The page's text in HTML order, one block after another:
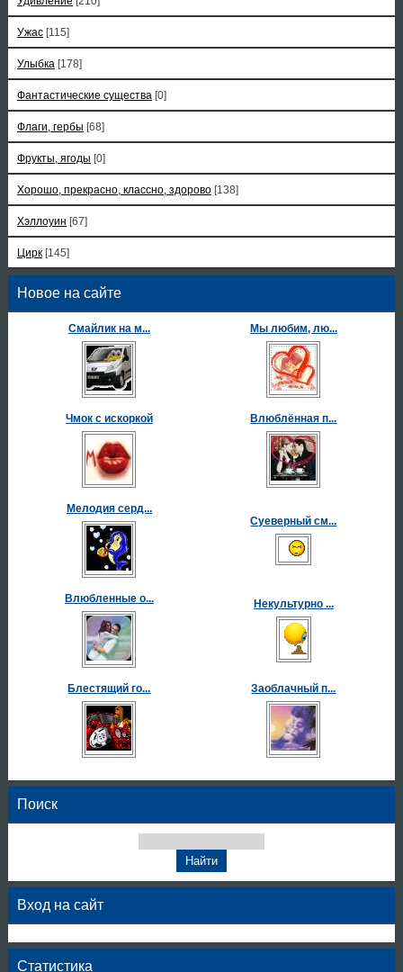
Ужас [115]
Улыбка [178]
Фантастические существа [0]
Флаги, гербы [68]
Фрукты, ягоды [0]
Хорошо, прекрасно, классно, здорово [138]
Хэллоуин [67]
Цирк [145]
Новое на сайте
Смайлик на м... Мы любим, лю...
Чмок с искоркой Влюблённая п...
Мелодия серд...
Суеверный см...
Влюбленные о... Некультурно ...
Блестящий го... Заоблачный п...
Поиск
Вход на сайт
Статистика